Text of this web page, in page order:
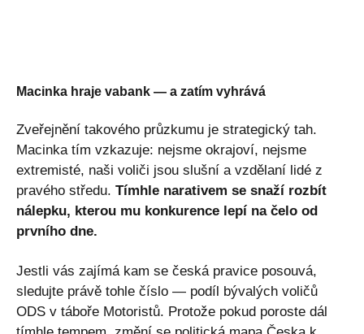
Macinka hraje vabank — a zatím vyhrává
Zveřejnění takového průzkumu je strategický tah.
Macinka tím vzkazuje: nejsme okrajoví, nejsme
extremisté, naši voliči jsou slušní a vzdělaní lidé z
pravého středu. Tímhle narativem se snaží rozbít
nálepku, kterou mu konkurence lepí na čelo od
prvního dne.
Jestli vás zajímá kam se česká pravice posouvá,
sledujte právě tohle číslo — podíl bývalých voličů
ODS v táboře Motoristů. Protože pokud poroste dál